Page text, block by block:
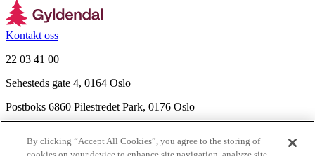
Kontakt oss
22 03 41 00
Sehesteds gate 4, 0164 Oslo
Postboks 6860 Pilestredet Park, 0176 Oslo
By clicking “Accept All Cookies”, you agree to the storing of